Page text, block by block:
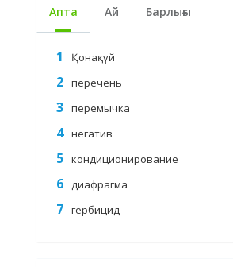
Апта Ай Барлығы
Қонақүй
перечень
перемычка
негатив
кондиционирование
диафрагма
гербицид